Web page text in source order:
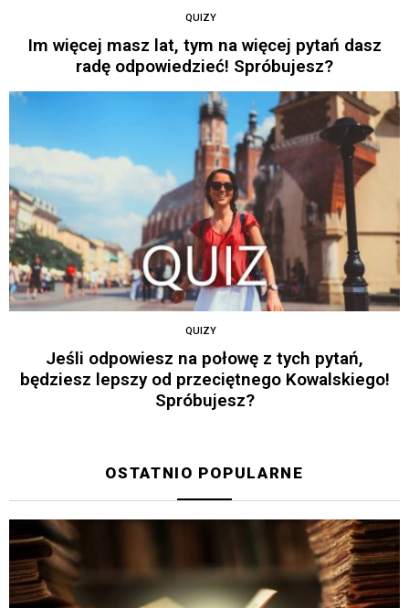
QUIZY
Im więcej masz lat, tym na więcej pytań dasz
radę odpowiedzieć! Spróbujesz?
QUIZY
Jeśli odpowiesz na połowę z tych pytań,
będziesz lepszy od przeciętnego Kowalskiego!
Spróbujesz?
OSTATNIO POPULARNE